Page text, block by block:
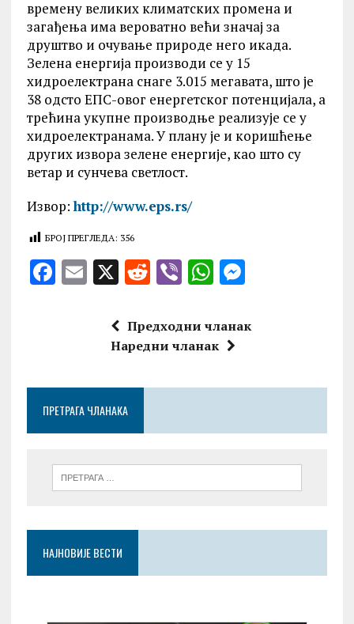
времену великих климатских промена и
загађења има вероватно већи значај за
друштво и очување природе него икада.
Зелена енергија производи се у 15
хидроелектрана снаге 3.015 мегавата, што је
38 одсто ЕПС-овог енергетског потенцијала, а
трећина укупне производње реализује се у
хидроелектранама. У плану је и коришћење
других извора зелене енергије, као што су
ветар и сунчева светлост.
Извор:http://www.eps.rs/
БРОЈ ПРЕГЛЕДА: 356
F
o
k
E X R
d
di
V
er
W
at
s
p
M
se
er
Предходни чланак
Наредни чланак
ПРЕТРАГА ЧЛАНАКА
НАЈНОВИЈЕ ВЕСТИ